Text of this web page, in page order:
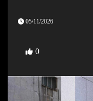
05/11/2026
0